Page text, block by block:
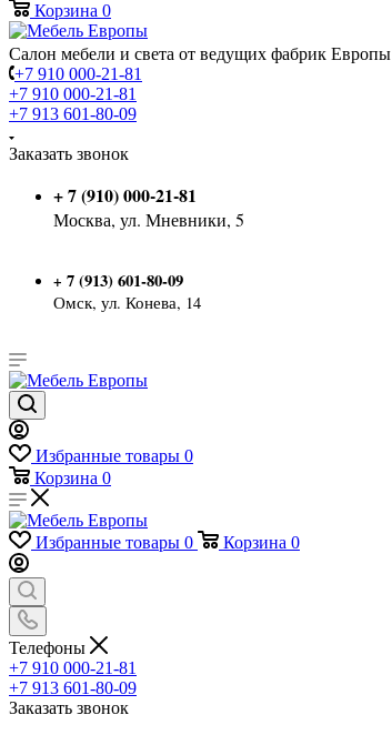
Корзина 0
Салон мебели и света от ведущих фабрик Европы
+7 910 000-21-81
+7 910 000-21-81
+7 913 601-80-09
Заказать звонок
+ 7 (910) 000-21-81
Москва, ул. Мневники, 5
+ 7 (913) 601-80-09
Омск, ул. Конева, 14
Избранные товары 0
Корзина 0
Избранные товары 0 Корзина 0
Телефоны
+7 910 000-21-81
+7 913 601-80-09
Заказать звонок